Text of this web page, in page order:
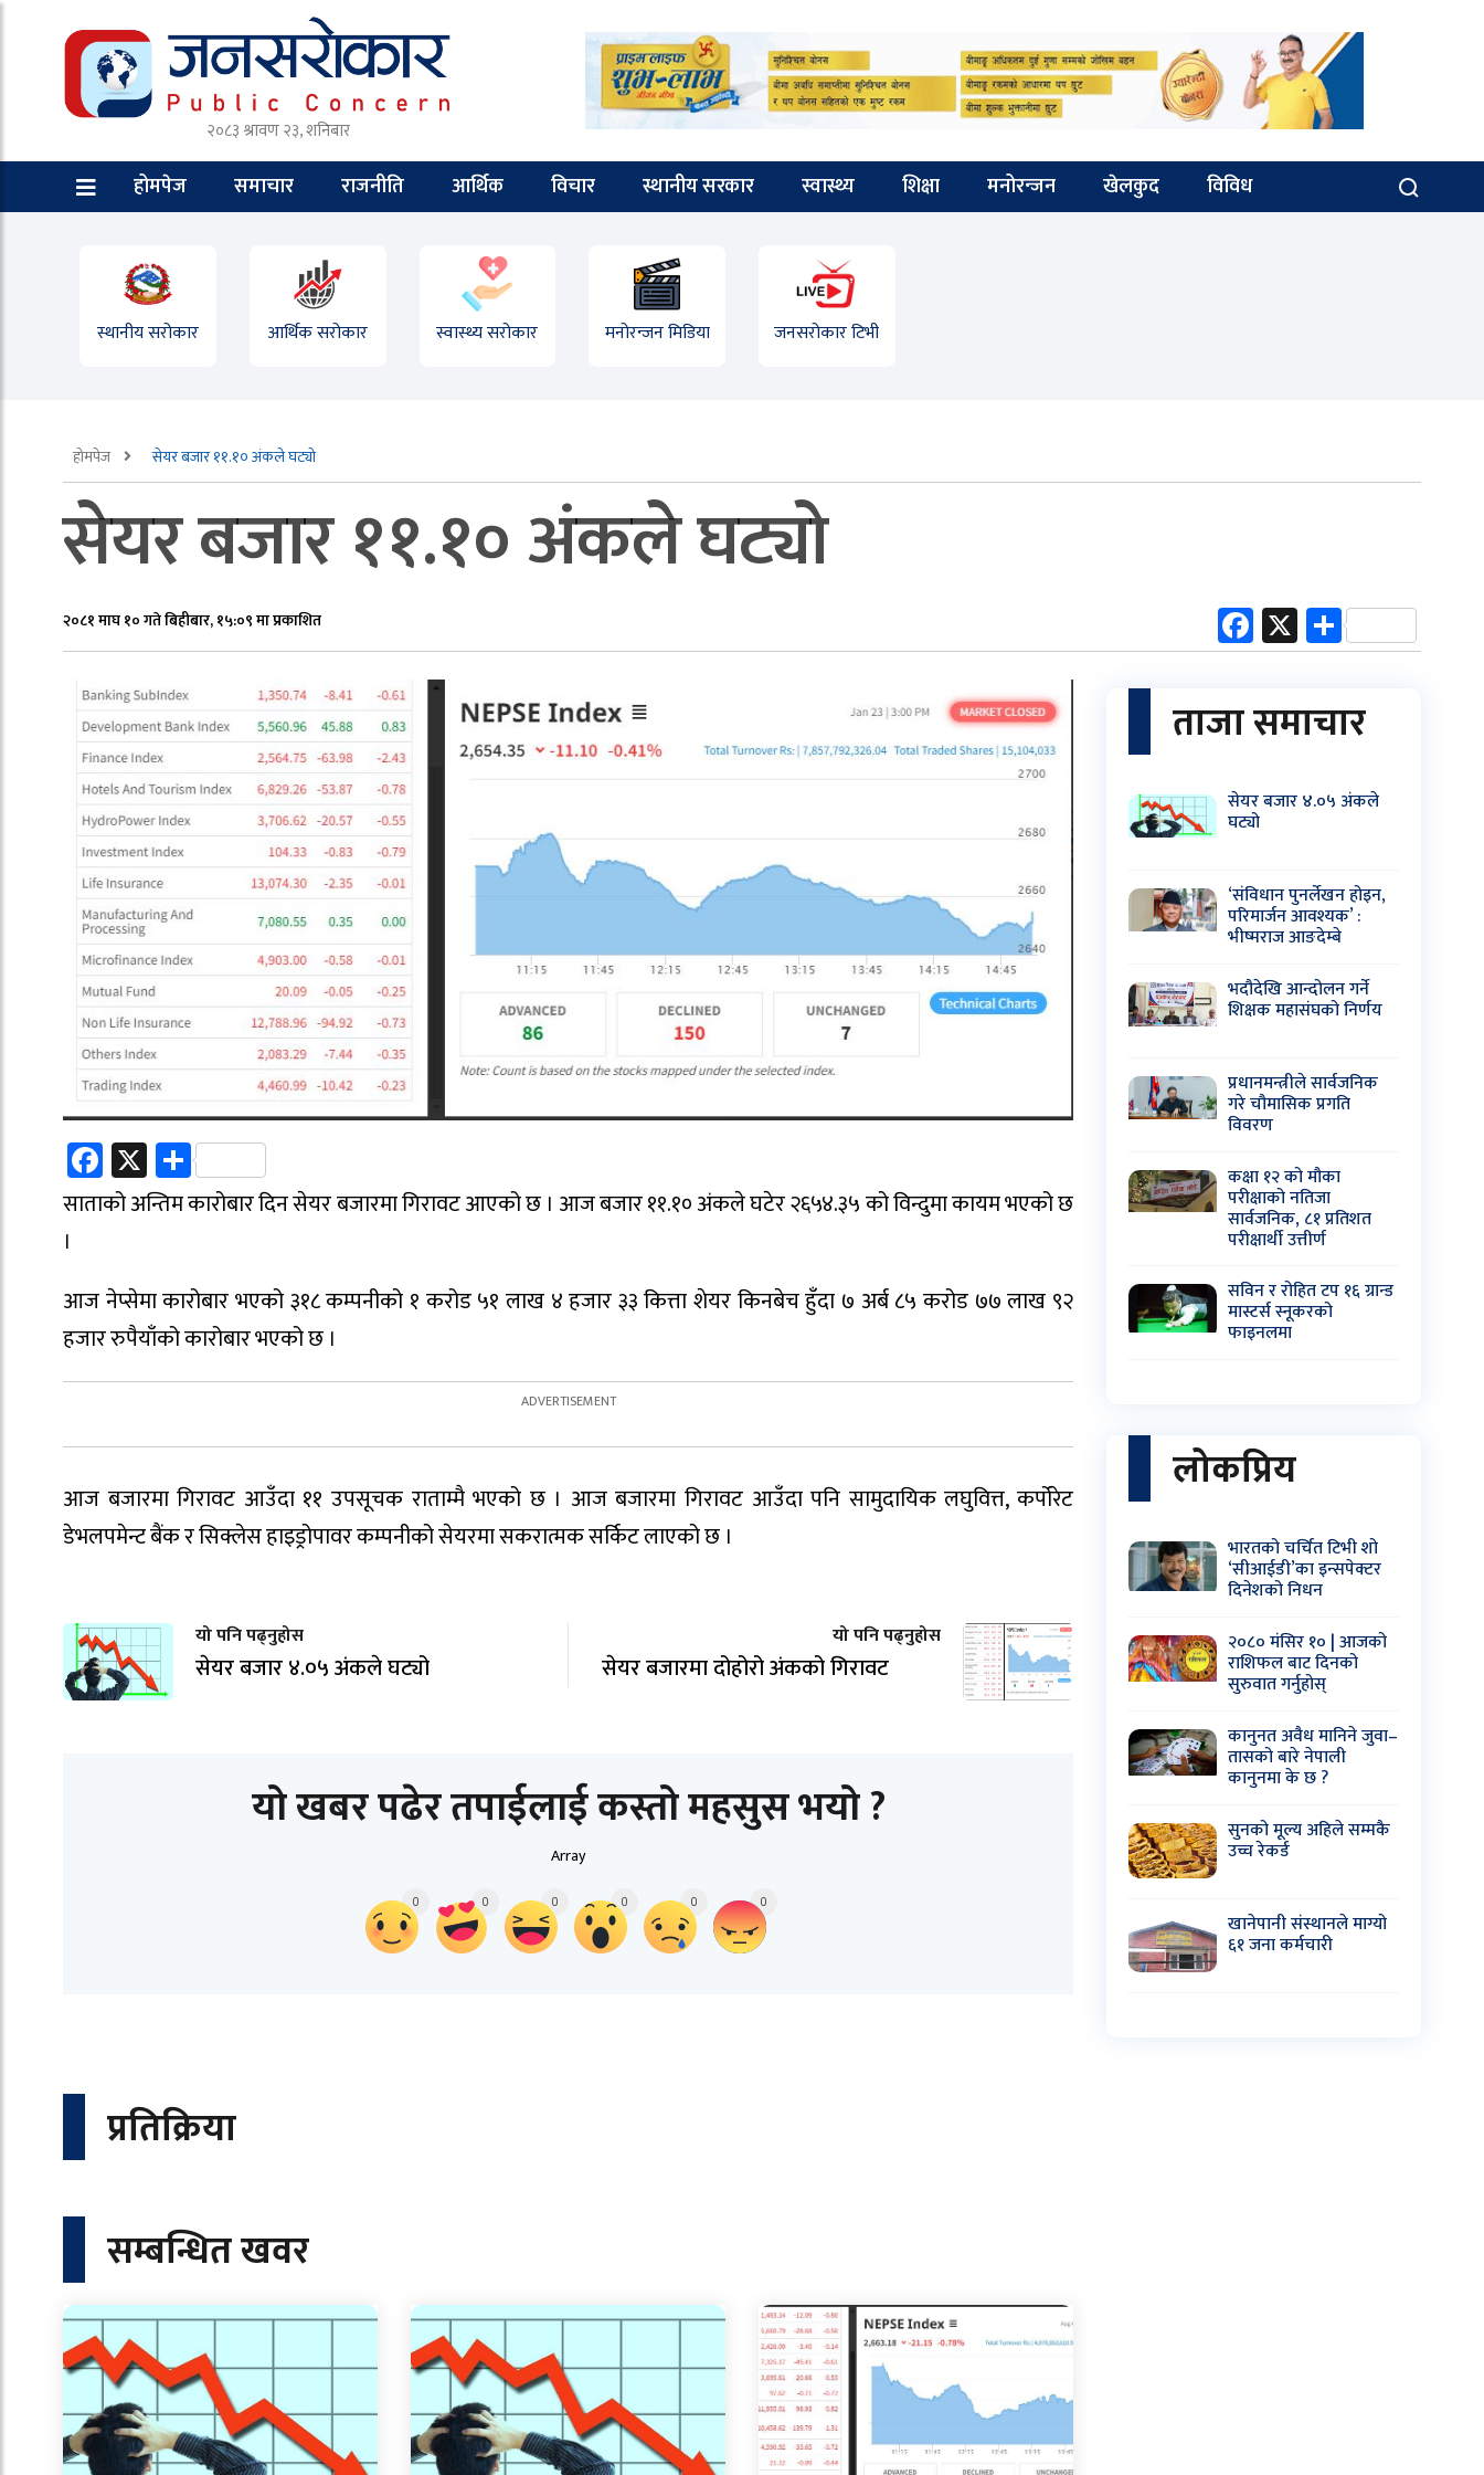
२०८३ श्रावण २३, शनिबार
होमपेज समाचार राजनीति आर्थिक विचार स्थानीय सरकार स्वास्थ्य शिक्षा मनोरन्जन खेलकुद विविध
स्थानीय सरोकार आर्थिक सरोकार स्वास्थ्य सरोकार मनोरन्जन मिडिया जनसरोकार टिभी
होमपेज सेयर बजार ११.१० अंकले घट्यो
सेयर बजार ११.१० अंकले घट्यो
२०८१ माघ १० गते बिहीबार, १५:०९ मा प्रकाशित Facebook
XShare
Facebook
X Share
साताको अन्तिम कारोबार दिन सेयर बजारमा गिरावट आएको छ । आज बजार ११.१० अंकले घटेर २६५४.३५ को विन्दुमा कायम भएको छ
।
आज नेप्सेमा कारोबार भएको ३१८ कम्पनीको १ करोड ५१ लाख ४ हजार ३३ कित्ता शेयर किनबेच हुँदा ७ अर्ब ८५ करोड ७७ लाख ९२
हजार रुपैयाँको कारोबार भएको छ ।
आज बजारमा गिरावट आउँदा ११ उपसूचक राताम्मै भएको छ । आज बजारमा गिरावट आउँदा पनि सामुदायिक लघुवित्त, कर्पोरेट
डेभलपमेन्ट बैंक र सिक्लेस हाइड्रोपावर कम्पनीको सेयरमा सकरात्मक सर्किट लाएको छ ।
यो पनि पढ्नुहोस
सेयर बजार ४.०५ अंकले घट्यो
यो पनि पढ्नुहोस
सेयर बजारमा दोहोरो अंकको गिरावट
यो खबर पढेर तपाईलाई कस्तो महसुस भयो ?
Array
0 0 0 0 0 0
प्रतिक्रिया
सम्बन्धित खवर
ताजा समाचार
सेयर बजार ४.०५ अंकले
घट्यो
‘संविधान पुनर्लेखन होइन,
परिमार्जन आवश्यक’ :
भीष्मराज आङदेम्बे
भदौदेखि आन्दोलन गर्ने
शिक्षक महासंघको निर्णय
प्रधानमन्त्रीले सार्वजनिक
गरे चौमासिक प्रगति
विवरण
कक्षा १२ को मौका
परीक्षाको नतिजा
सार्वजनिक, ८१ प्रतिशत
परीक्षार्थी उत्तीर्ण
सविन र रोहित टप १६ ग्रान्ड
मास्टर्स स्नूकरको
फाइनलमा
लोकप्रिय
भारतको चर्चित टिभी शो
‘सीआईडी’का इन्सपेक्टर
दिनेशको निधन
२०८० मंसिर १० | आजको
राशिफल बाट दिनको
सुरुवात गर्नुहोस्
कानुनत अवैध मानिने जुवा–
तासको बारे नेपाली
कानुनमा के छ ?
सुनको मूल्य अहिले सम्मकै
उच्च रेकर्ड
खानेपानी संस्थानले माग्यो
६१ जना कर्मचारी